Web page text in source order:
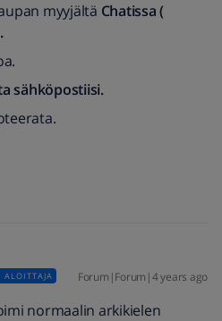
myyjältä Chatissa (
sähköpostiisi.
ALOITTAJA Forum|Forum|4 years ago
normaalin arkikielen